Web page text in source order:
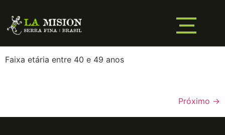
Faixa etária entre 40 e 49 anos
Próximo →